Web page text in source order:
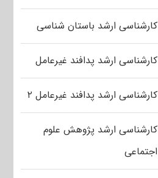
کارشناسی ارشد باستان شناسی
کارشناسی ارشد پدافند غیرعامل
کارشناسی ارشد پدافند غیرعامل ۲
کارشناسی ارشد پژوهش علوم
اجتماعی